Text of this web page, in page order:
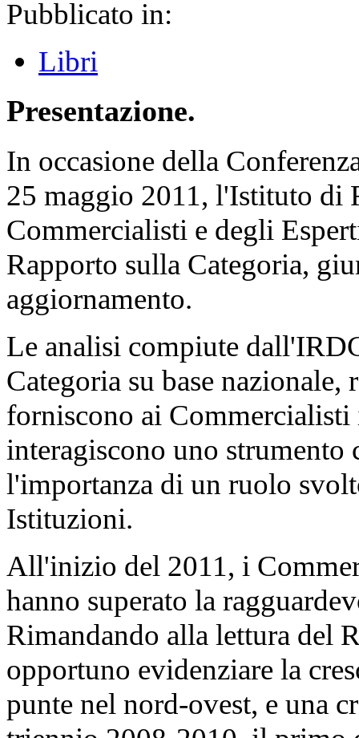
Pubblicato in:
Libri
Presentazione.
In occasione della
25 maggio 2011, l'Istituto di
Commercialisti e degli
Rapporto sulla Categoria,
aggiornamento.
Le analisi compiute
Categoria su base nazionale,
forniscono ai
interagiscono uno strumento
l'importanza di un ruolo
Istituzioni.
All'inizio del 2011, i
hanno superato la
Rimandando alla lettura del
opportuno evidenziare la
punte nel nord-ovest, e una